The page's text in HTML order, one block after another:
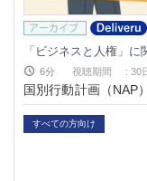
「ビジネスと人権」
6分 視聴期間 : 30
国別行動計画（NAP
外の動向について学
すべての方向け